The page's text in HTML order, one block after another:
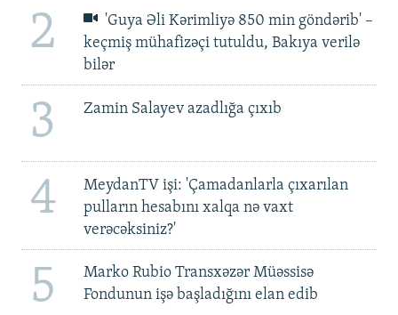
2
'Guya Əli Kərimliyə 850 min göndərib' –
keçmiş mühafizəçi tutuldu, Bakıya verilə
bilər
3 Zamin Salayev azadlığa çıxıb
4
MeydanTV işi: 'Çamadanlarla çıxarılan
pulların hesabını xalqa nə vaxt
verəcəksiniz?'
5
Marko Rubio Transxəzər Müəssisə
Fondunun işə başladığını elan edib